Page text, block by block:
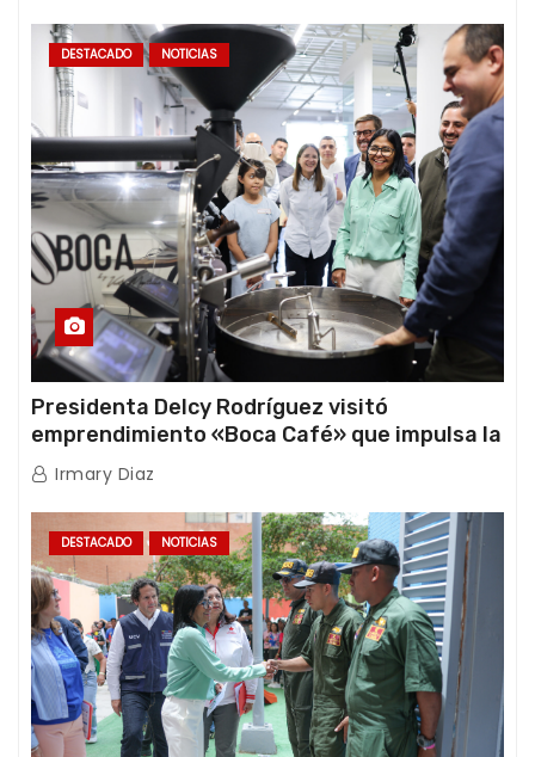
DESTACADO NOTICIAS
Presidenta Delcy Rodríguez visitó
emprendimiento «Boca Café» que impulsa la
producción nacional hacia mercados
internacionales
Irmary Diaz
DESTACADO NOTICIAS